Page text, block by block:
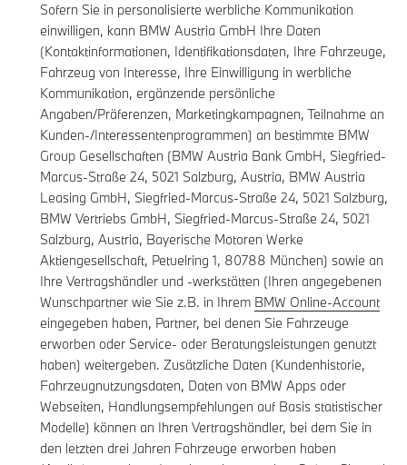
Sofern Sie in personalisierte werbliche Kommunikation
einwilligen, kann BMW Austria GmbH Ihre Daten
(Kontaktinformationen, Identifikationsdaten, Ihre Fahrzeuge,
Fahrzeug von Interesse, Ihre Einwilligung in werbliche
Kommunikation, ergänzende persönliche
Angaben/Präferenzen, Marketingkampagnen, Teilnahme an
Kunden-/Interessentenprogrammen) an bestimmte BMW
Group Gesellschaften (BMW Austria Bank GmbH, Siegfried-
Marcus-Straße 24, 5021 Salzburg, Austria, BMW Austria
Leasing GmbH, Siegfried-Marcus-Straße 24, 5021 Salzburg,
BMW Vertriebs GmbH, Siegfried-Marcus-Straße 24, 5021
Salzburg, Austria, Bayerische Motoren Werke
Aktiengesellschaft, Petuelring 1, 80788 München) sowie an
Ihre Vertragshändler und -werkstätten (Ihren angegebenen
Wunschpartner wie Sie z.B. in Ihrem BMW Online-Account
eingegeben haben, Partner, bei denen Sie Fahrzeuge
erworben oder Service- oder Beratungsleistungen genutzt
haben) weitergeben. Zusätzliche Daten (Kundenhistorie,
Fahrzeugnutzungsdaten, Daten von BMW Apps oder
Webseiten, Handlungsempfehlungen auf Basis statistischer
Modelle) können an Ihren Vertragshändler, bei dem Sie in
den letzten drei Jahren Fahrzeuge erworben haben